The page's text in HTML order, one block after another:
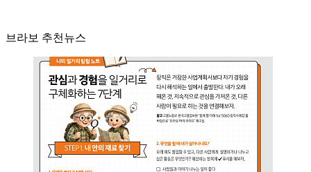
브라보 추천뉴스